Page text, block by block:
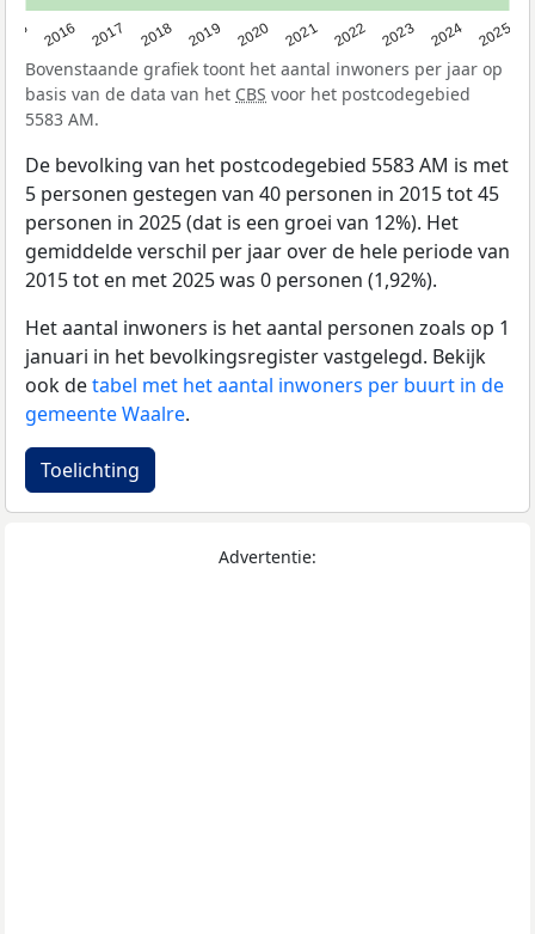
2016 2017 2018 2019 2020 2021 2022 2023 2024 2025
Bovenstaande grafiek toont het aantal inwoners per jaar op
basis van de data van het CBS voor het postcodegebied
5583 AM.
De bevolking van het postcodegebied 5583 AM is met
5 personen gestegen van 40 personen in 2015 tot 45
personen in 2025 (dat is een groei van 12%). Het
gemiddelde verschil per jaar over de hele periode van
2015 tot en met 2025 was 0 personen (1,92%).
Het aantal inwoners is het aantal personen zoals op 1
januari in het bevolkingsregister vastgelegd. Bekijk
ook detabel met het aantal inwoners per buurt in de
gemeente Waalre.
Toelichting
Advertentie: